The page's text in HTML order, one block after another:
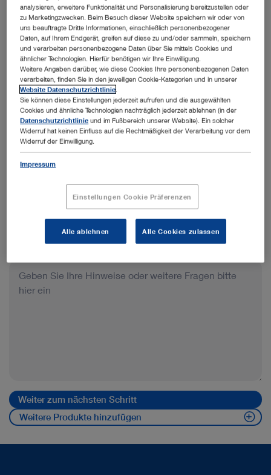
Wenn Sie Ihre Anfrage absenden, erhalten Sie
von unserem Team ein individuelles Angebot. Es
besteht keine Kaufverpflichtung. Sie können
unser Angebot prüfen, bevor Sie eine
Entscheidung treffen.
1. Anfrageliste 2. Kontaktdaten 3. Anfrage senden
Noch keine Produkte vorhanden! Suchen Sie
nach Artikeln und fügen Sie sie zu Ihrer
Angebotsliste hinzu, um ein Angebot
anzufordern.
Weiter zum nächsten Schritt
Weitere Produkte hinzufügen
analysieren, erweitere Funktionalität und Personalisierung bereitzustellen oder
zu Marketingzwecken. Beim Besuch dieser Website speichern wir oder von
uns beauftragte Dritte Informationen, einschließlich personenbezogener
Daten, auf Ihrem Endgerät, greifen auf diese zu und/oder sammeln, speichern
und verarbeiten personenbezogene Daten über Sie mittels Cookies und
ähnlicher Technologien. Hierfür benötigen wir Ihre Einwilligung.
Weitere Angaben darüber, wie diese Cookies Ihre personenbezogenen Daten
verarbeiten, finden Sie in den jeweiligen Cookie-Kategorien und in unserer
Website Datenschutzrichtlinie
Sie können diese Einstellungen jederzeit aufrufen und die ausgewählten
Cookies und ähnliche Technologien nachträglich jederzeit ablehnen (in der
Datenschutzrichtlinie und im Fußbereich unserer Website). Ein solcher
Widerruf hat keinen Einfluss auf die Rechtmäßigkeit der Verarbeitung vor dem
Widerruf der Einwilligung.
Impressum
Einstellungen Cookie Präferenzen
Alle ablehnen Alle Cookies zulassen